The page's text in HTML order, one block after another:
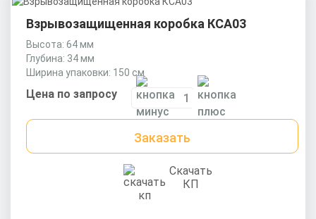
Взрывозащищенная коробка КСА03
Высота: 64 мм
Глубина: 34 мм
Ширина упаковки: 150 см
Цена по запросу
Заказать
Скачать
КП